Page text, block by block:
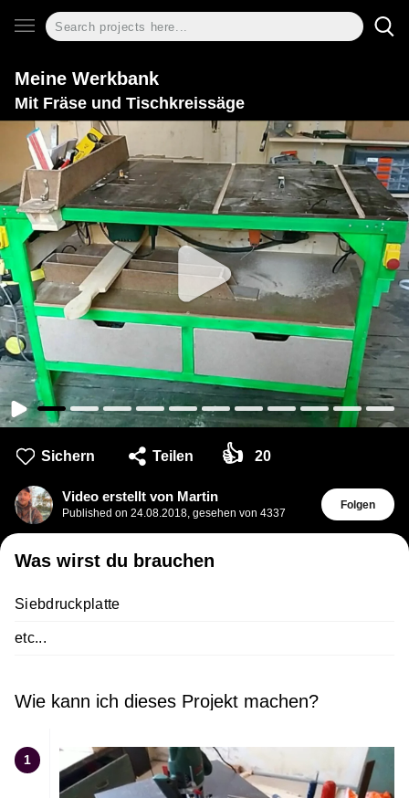
Meine Werkbank
Mit Fräse und Tischkreissäge
Sichern Teilen 👍 20
Video erstellt von Martin
Published on 24.08.2018, gesehen von 4337
Folgen
Was wirst du brauchen
Siebdruckplatte
etc...
Wie kann ich dieses Projekt machen?
1